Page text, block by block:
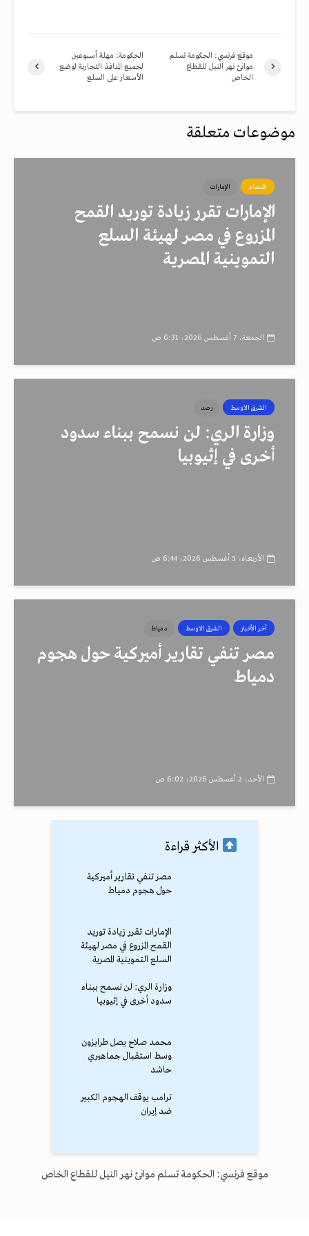
الحكومة: مهلة أسبوعين
لجميع المنافذ التجارية لوضع
الأسعار على السلع
موقع فرنسي: الحكومة تسلم
موانئ نهر النيل للقطاع
الخاص
موضوعات متعلقة
اقتصاد الإمارات
الإمارات تقرر زيادة توريد القمح
المزروع في مصر لهيئة السلع
التموينية المصرية
الجمعة، 7 أغسطس 2026، 6:31 ص
الشرق الاوسط رصد
وزارة الري: لن نسمح ببناء سدود
أخرى في إثيوبيا
الأربعاء، 5 أغسطس 2026، 6:44 ص
أخر الأخبار الشرق الاوسط دمياط
مصر تنفي تقارير أميركية حول هجوم
دمياط
الأحد، 2 أغسطس 2026، 6:02 ص
الأكثر قراءة
مصر تنفي تقارير أميركية
حول هجوم دمياط
الإمارات تقرر زيادة توريد
القمح المزروع في مصر لهيئة
السلع التموينية المصرية
وزارة الري: لن نسمح ببناء
سدود أخرى في إثيوبيا
محمد صلاح يصل طرابزون
وسط استقبال جماهيري
حاشد
ترامب يوقف الهجوم الكبير
ضد إيران
موقع فرنسي: الحكومة تسلم موانئ نهر النيل للقطاع الخاص